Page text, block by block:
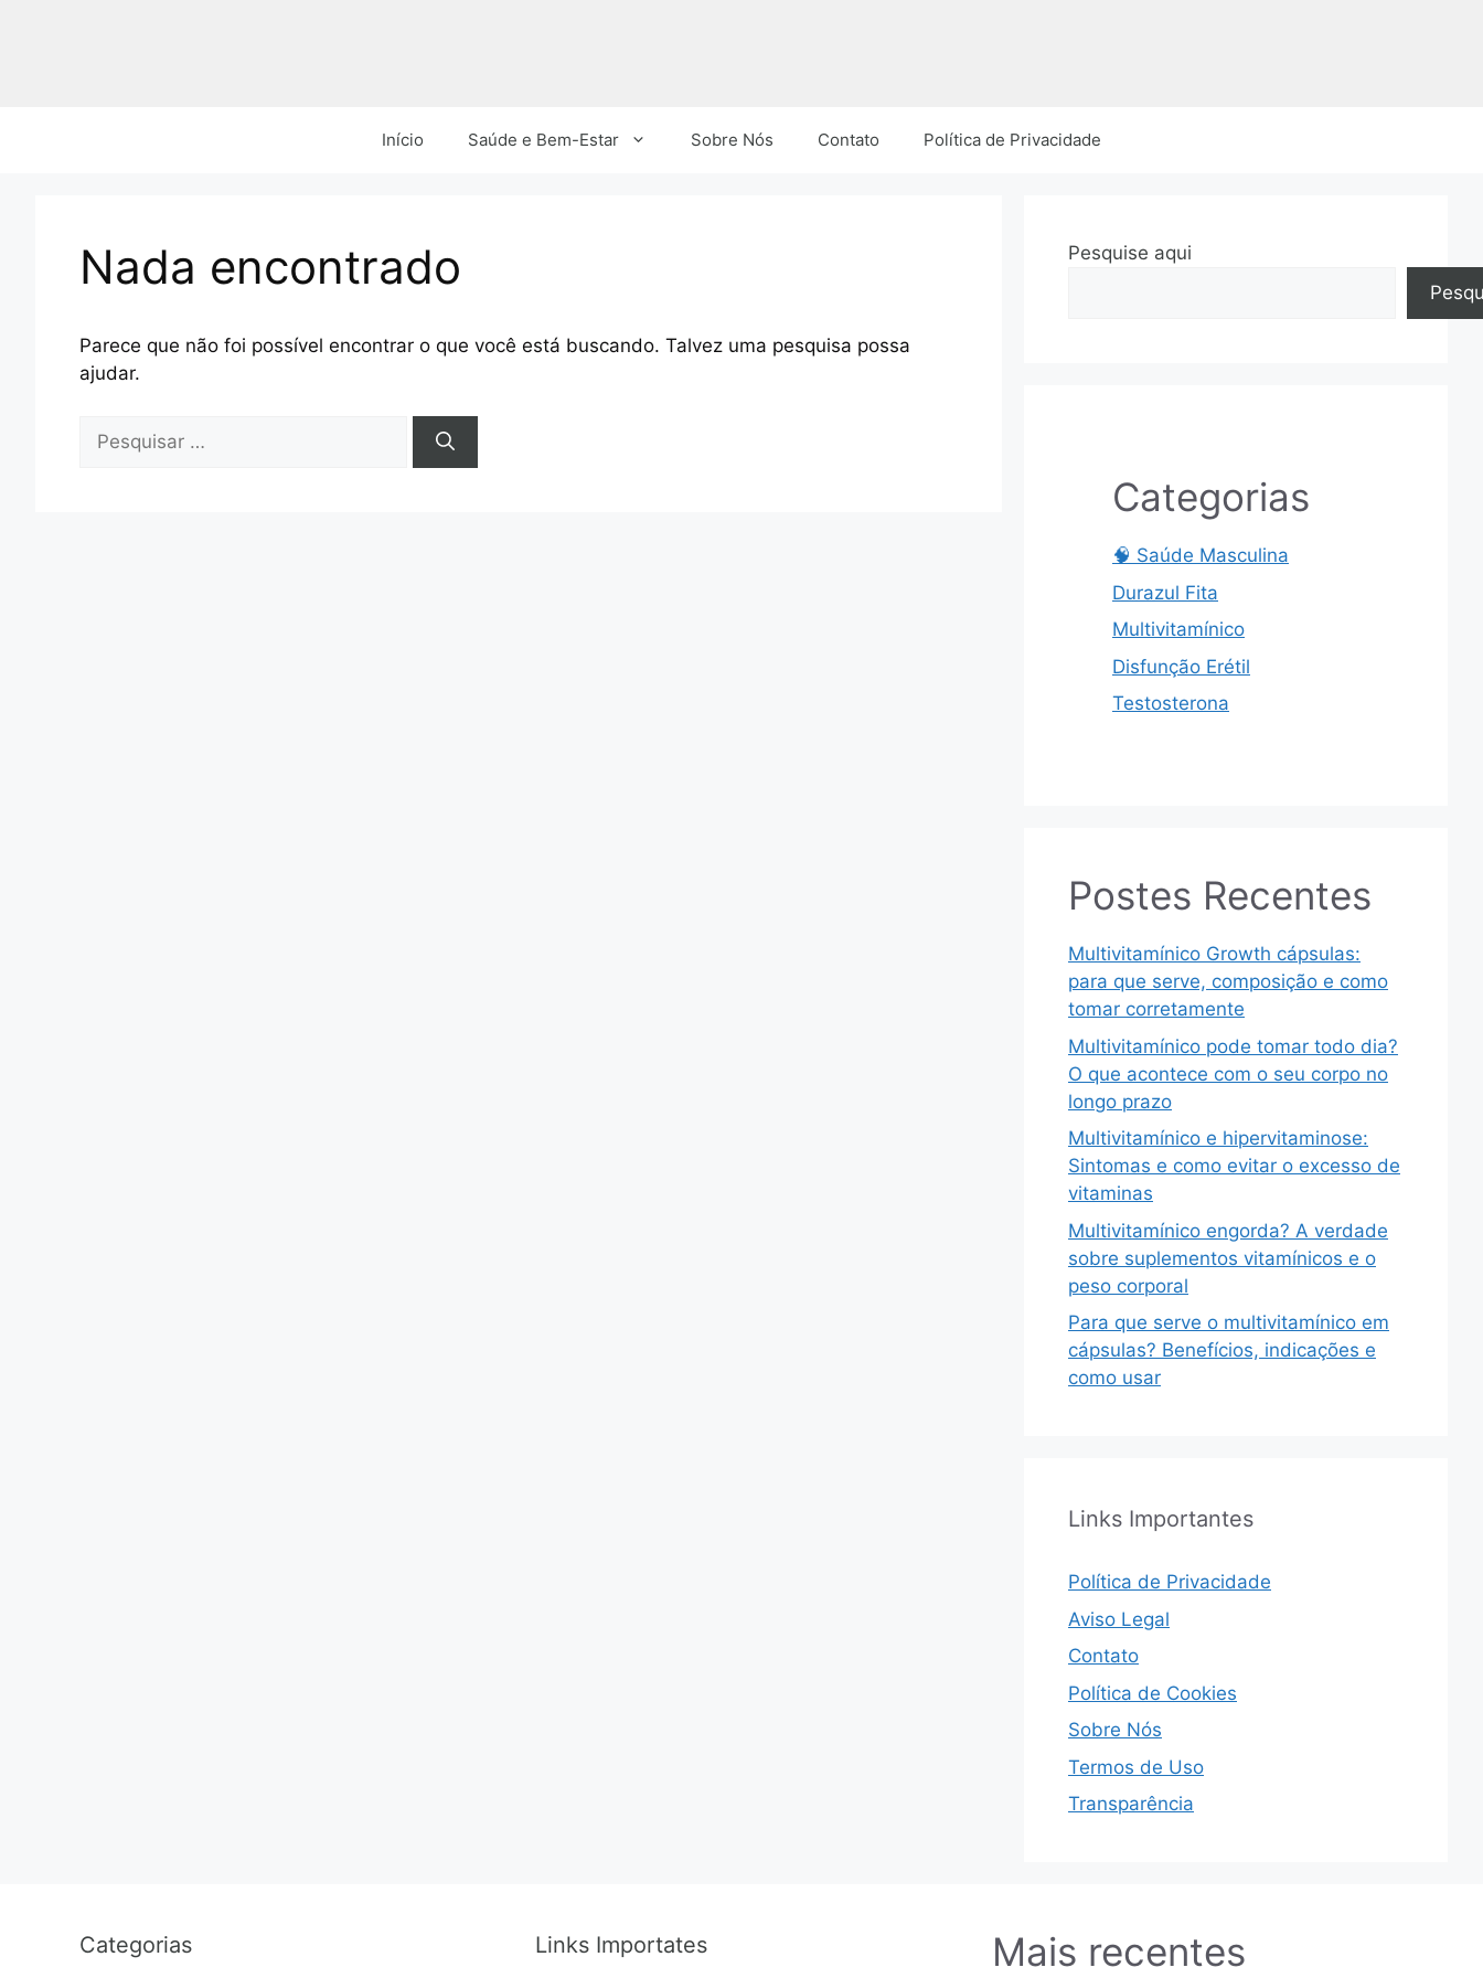
Início Saúde e Bem-Estar Sobre Nós Contato Política de Privacidade
Nada encontrado
Parece que não foi possível encontrar o que você está buscando. Talvez uma pesquisa possa
ajudar.
por:
Pesquise aqui
Categorias
🧠 Saúde Masculina
Durazul Fita
Multivitamínico
Disfunção Erétil
Testosterona
Postes Recentes
Multivitamínico Growth cápsulas:
para que serve, composição e como
tomar corretamente
Multivitamínico pode tomar todo dia?
O que acontece com o seu corpo no
longo prazo
Multivitamínico e hipervitaminose:
Sintomas e como evitar o excesso de
vitaminas
Multivitamínico engorda? A verdade
sobre suplementos vitamínicos e o
peso corporal
Para que serve o multivitamínico em
cápsulas? Benefícios, indicações e
como usar
Links Importantes
Política de Privacidade
Aviso Legal
Contato
Política de Cookies
Sobre Nós
Termos de Uso
Transparência
Categorias Links Importates Mais recentes